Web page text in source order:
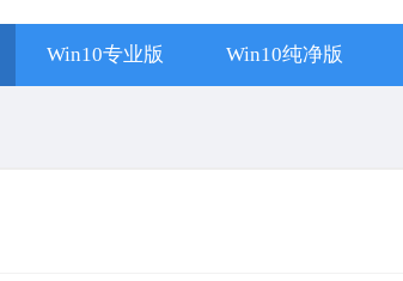
Win10专业版 Win10纯净版